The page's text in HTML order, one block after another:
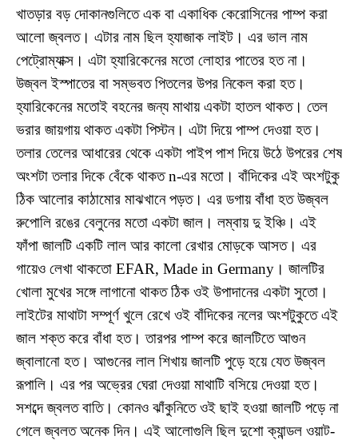
খাতড়ার বড় দোকানগুলিতে এক বা একাধিক কেরোসিনের পাম্প করা
আলো জ্বলত। এটার নাম ছিল হ্যাজাক লাইট। এর ভাল নাম
পেট্রোম্যাক্স। এটা হ্যারিকেনের মতো লোহার পাতের হত না।
উজ্বল ইস্পাতের বা সম্ভবত পিতলের উপর নিকেল করা হত।
হ্যারিকেনের মতোই বহনের জন্য মাথায় একটা হাতল থাকত। তেল
ভরার জায়গায় থাকত একটা পিস্টন। এটা দিয়ে পাম্প দেওয়া হত।
তলার তেলের আধারের থেকে একটা পাইপ পাশ দিয়ে উঠে উপরের শেষ
অংশটা তলার দিকে বেঁকে থাকত n-এর মতো। বাঁদিকের এই অংশটুকু
ঠিক আলোর কাঠামোর মাঝখানে পড়ত। এর ডগায় বাঁধা হত উজ্বল
রুপোলি রঙের বেলুনের মতো একটা জাল। লম্বায় দু ইঞ্চি। এই
ফাঁপা জালটি একটি লাল আর কালো রেখার মোড়কে আসত। এর
গায়েও লেখা থাকতো EFAR, Made in Germany। জালটির
খোলা মুখের সঙ্গে লাগানো থাকত ঠিক ওই উপাদানের একটা সুতো।
লাইটের মাথাটা সম্পূর্ণ খুলে রেখে ওই বাঁদিকের নলের অংশটুকুতে এই
জাল শক্ত করে বাঁধা হত। তারপর পাম্প করে জালটিতে আগুন
জ্বালানো হত। আগুনের লাল শিখায় জালটি পুড়ে হয়ে যেত উজ্বল
রূপালি। এর পর অভ্রের ঘেরা দেওয়া মাথাটি বসিয়ে দেওয়া হত।
সশব্দে জ্বলত বাতি। কোনও ঝাঁকুনিতে ওই ছাই হওয়া জালটি পড়ে না
গেলে জ্বলত অনেক দিন। এই আলোগুলি ছিল দুশো ক্যান্ডল ওয়াট-